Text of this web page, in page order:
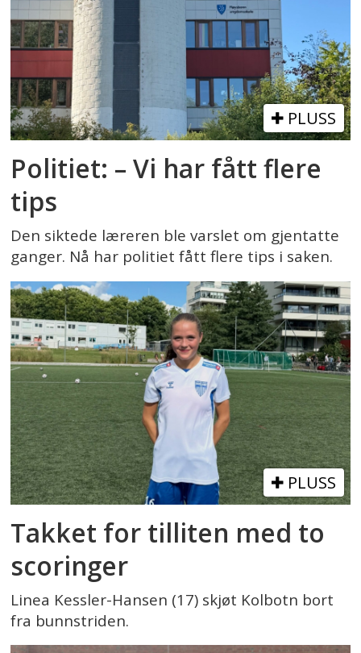
PLUSS
Politiet: – Vi har fått flere
tips
Den siktede læreren ble varslet om gjentatte
ganger. Nå har politiet fått flere tips i saken.
PLUSS
Takket for tilliten med to
scoringer
Linea Kessler-Hansen (17) skjøt Kolbotn bort
fra bunnstriden.